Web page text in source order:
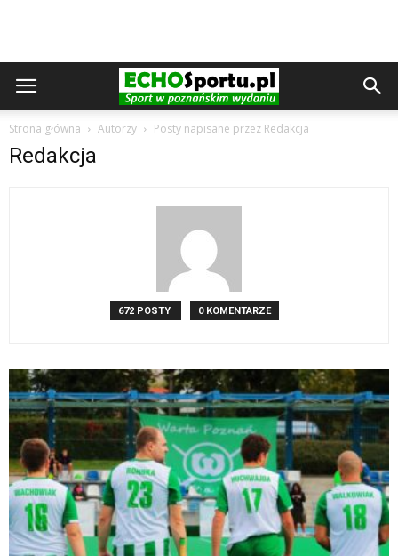
Strona główna Autorzy Posty napisane przez Redakcja
Redakcja
672 POSTY 0 KOMENTARZE